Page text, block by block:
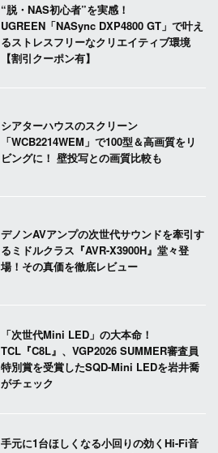
“脱・NAS初心者”を実感！
UGREEN「NASync DXP4800 GT」で叶え
るストレスフリーなクリエイティブ環境
【割引クーポン有】
シアターハウスのスクリーン
「WCB2214WEM」で100型＆高画質をリ
ビングに！ 壁投写との画質比較も
デノンAVアンプの次世代サウンドを牽引す
るミドルクラス『AVR-X3900H』堂々登
場！その真価を徹底レビュー
「次世代Mini LED」の大本命！
TCL『C8L』、VGP2026 SUMMER審査員
特別賞を受賞したSQD-Mini LEDを岩井喬
がチェック
手元に1台ほしくなる小回りの効くHi-Fi音